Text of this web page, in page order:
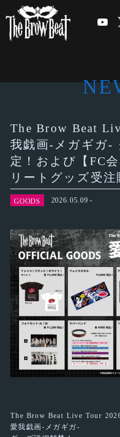
The Brow Beat
我戯画-メガギガ-
定！および【FC
リートグッズ受
GOODS 2026.05.09
The Brow Beat Live Tour
愛我戯画-メガギガ-